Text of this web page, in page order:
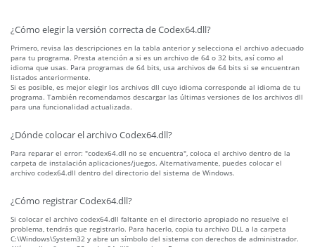
¿Cómo elegir la versión correcta de Codex64.dll?
Primero, revisa las descripciones en la tabla anterior y selecciona el archivo adecuado
para tu programa. Presta atención a si es un archivo de 64 o 32 bits, así como al
idioma que usas. Para programas de 64 bits, usa archivos de 64 bits si se encuentran
listados anteriormente.
Si es posible, es mejor elegir los archivos dll cuyo idioma corresponde al idioma de tu
programa. También recomendamos descargar las últimas versiones de los archivos dll
para una funcionalidad actualizada.
¿Dónde colocar el archivo Codex64.dll?
Para reparar el error: "codex64.dll no se encuentra", coloca el archivo dentro de la
carpeta de instalación aplicaciones/juegos. Alternativamente, puedes colocar el
archivo codex64.dll dentro del directorio del sistema de Windows.
¿Cómo registrar Codex64.dll?
Si colocar el archivo codex64.dll faltante en el directorio apropiado no resuelve el
problema, tendrás que registrarlo. Para hacerlo, copia tu archivo DLL a la carpeta
C:\Windows\System32 y abre un símbolo del sistema con derechos de administrador.